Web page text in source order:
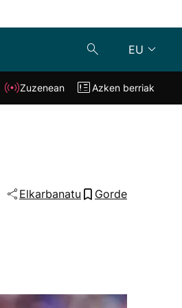
EU
Klisk Zuzenean
Zuzenean Azken berriak
Elkarbanatu Gorde